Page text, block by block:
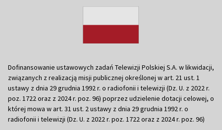
Dofinansowanie ustawowych zadań Telewizji Polskiej S.A. w likwidacji,
związanych z realizacją misji publicznej określonej w art. 21 ust. 1
ustawy z dnia 29 grudnia 1992 r. o radiofonii i telewizji (Dz. U. z 2022 r.
poz. 1722 oraz z 2024 r. poz. 96) poprzez udzielenie dotacji celowej, o
której mowa w art. 31 ust. 2 ustawy z dnia 29 grudnia 1992 r. o
radiofonii i telewizji (Dz. U. z 2022 r. poz. 1722 oraz z 2024 r. poz. 96)